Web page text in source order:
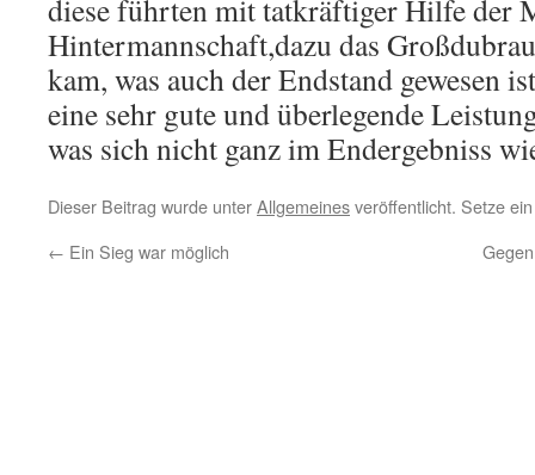
diese führten mit tatkräftiger Hilfe der
Hintermannschaft,dazu das
kam, was auch der Endstand gewesen
eine sehr gute und überlegende
was sich nicht ganz im Endergebniss
Dieser Beitrag wurde unterAllgemeinesveröffentlicht. Setze
← Ein Sieg war möglich